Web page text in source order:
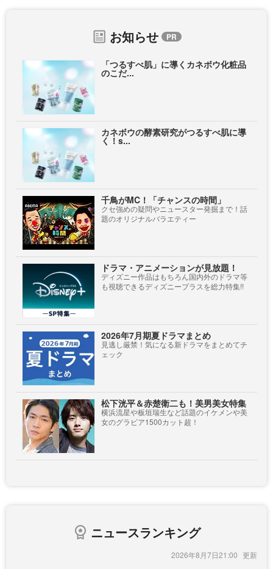
お知らせ
「つるすべ肌」に導くカネボウ化粧品
のこだ...
カネボウの酵素研究がつるすべ肌に導
く！s...
千鳥がMC！「チャンスの時間」
クセ強めの疑問やニュースター発掘まで！話
題のオリジナルバラエティー
ドラマ・アニメーションが見放題！
ディズニー作品はもちろん国内外のドラマ等
も視聴できるディズニープラスを総力特集!!
2026年7月期夏ドラマまとめ
見逃し厳禁！気になる新ドラマをまとめてチ
ェック
松下洸平＆赤楚衛二も！美男美女特集
横浜流星や板垣瑞生など話題のイケメンや美
女のグラビア1500カット超！
ニュースランキング
2026年8月7日21:00